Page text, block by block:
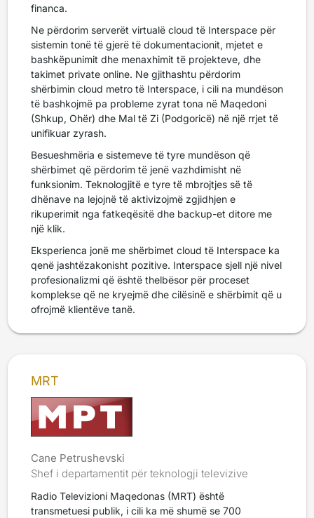
financa.
Ne përdorim serverët virtualë cloud të Interspace për
sistemin tonë të gjerë të dokumentacionit, mjetet e
bashkëpunimit dhe menaxhimit të projekteve, dhe
takimet private online. Ne gjithashtu përdorim
shërbimin cloud metro të Interspace, i cili na mundëson
të bashkojmë pa probleme zyrat tona në Maqedoni
(Shkup, Ohër) dhe Mal të Zi (Podgoricë) në një rrjet të
unifikuar zyrash.
Besueshmëria e sistemeve të tyre mundëson që
shërbimet që përdorim të jenë vazhdimisht në
funksionim. Teknologjitë e tyre të mbrojtjes së të
dhënave na lejojnë të aktivizojmë zgjidhjen e
rikuperimit nga fatkeqësitë dhe backup-et ditore me
një klik.
Eksperienca jonë me shërbimet cloud të Interspace ka
qenë jashtëzakonisht pozitive. Interspace sjell një nivel
profesionalizmi që është thelbësor për proceset
komplekse që ne kryejmë dhe cilësinë e shërbimit që u
ofrojmë klientëve tanë.
MRT
Cane Petrushevski
Shef i departamentit për teknologji televizive
Radio Televizioni Maqedonas (MRT) është
transmetuesi publik, i cili ka më shumë se 700